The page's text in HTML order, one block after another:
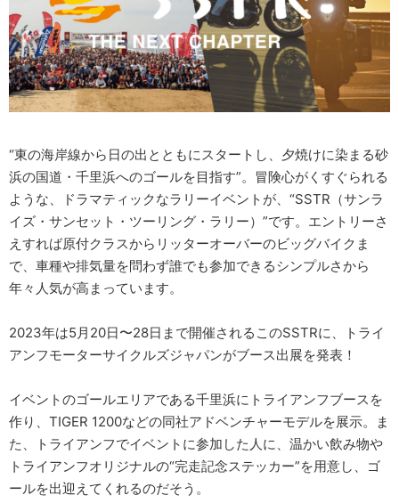
“東の海岸線から日の出とともにスタートし、夕焼けに染まる砂
浜の国道・千里浜へのゴールを目指す”。冒険心がくすぐられる
ような、ドラマティックなラリーイベントが、“SSTR（サンラ
イズ・サンセット・ツーリング・ラリー）”です。エントリーさ
えすれば原付クラスからリッターオーバーのビッグバイクま
で、車種や排気量を問わず誰でも参加できるシンプルさから
年々人気が高まっています。
2023年は5月20日〜28日まで開催されるこのSSTRに、トライ
アンフモーターサイクルズジャパンがブース出展を発表！
イベントのゴールエリアである千里浜にトライアンフブースを
作り、TIGER 1200などの同社アドベンチャーモデルを展示。ま
た、トライアンフでイベントに参加した人に、温かい飲み物や
トライアンフオリジナルの“完走記念ステッカー”を用意し、ゴ
ールを出迎えてくれるのだそう。